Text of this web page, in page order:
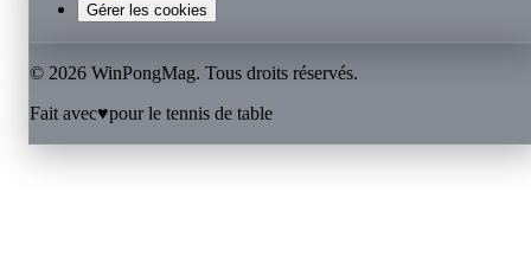
Gérer les cookies
© 2026 WinPongMag. Tous droits réservés.
Fait avec♥pour le tennis de table